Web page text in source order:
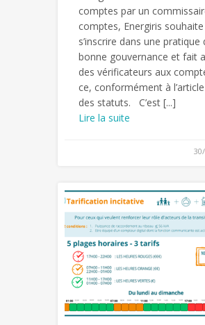
comptes par un
comptes, Energiris souhaite
s’inscrire dans une pratique
bonne gouvernance et fait
des vérificateurs aux
ce, conformément à
des statuts. C’est [...]
Lire la suite